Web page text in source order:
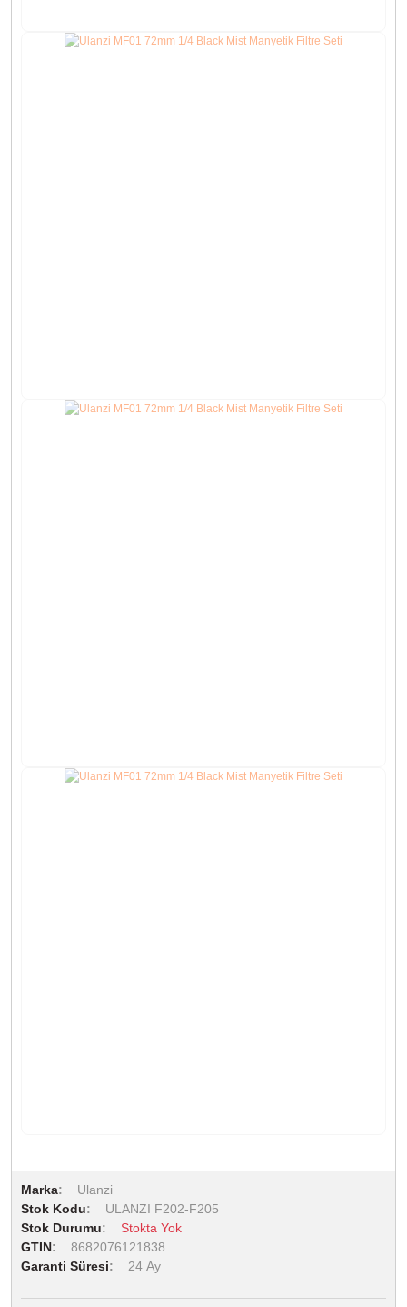
Marka
Ulanzi
Stok Kodu
ULANZI F202-F205
Stok Durumu
Stokta Yok
GTIN
8682076121838
Garanti Süresi
24 Ay